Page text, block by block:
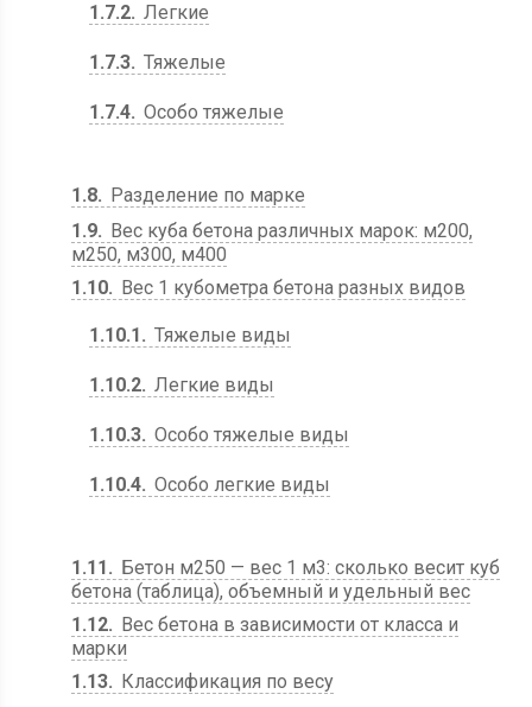
1.7.2 Легкие
1.7.3 Тяжелые
1.7.4 Особо тяжелые
1.8
Разделение по марке
1.9
Вес куба бетона различных марок: м200,
м250, м300, м400
1.10
Вес 1 кубометра бетона разных видов
1.10.1 Тяжелые виды
1.10.2 Легкие виды
1.10.3 Особо тяжелые виды
1.10.4 Особо легкие виды
1.11
Бетон м250 — вес 1 м3: сколько весит куб
бетона (таблица), объемный и удельный вес
1.12
Вес бетона в зависимости от класса и
марки
1.13
Классификация по весу